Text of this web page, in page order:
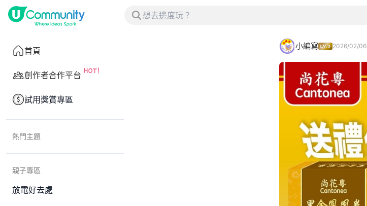
首頁
創作者合作平台
試用獎賞專區
熱門主題
親子專區
放電好去處
小編寫 2026/02/06